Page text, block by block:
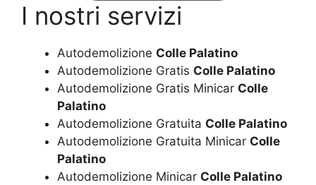
I nostri servizi
Autodemolizione Colle Palatino
Autodemolizione Gratis Colle Palatino
Autodemolizione Gratis Minicar Colle
Palatino
Autodemolizione Gratuita Colle Palatino
Autodemolizione Gratuita Minicar Colle
Palatino
Autodemolizione Minicar Colle Palatino